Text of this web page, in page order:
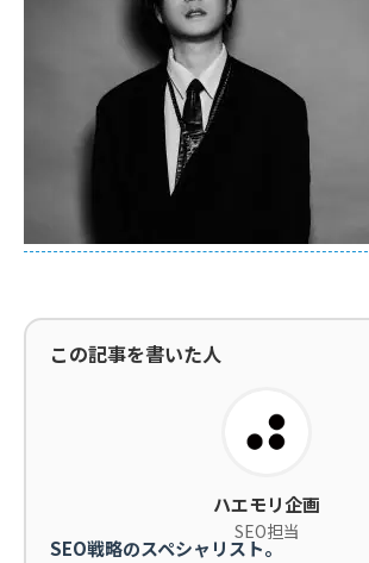
この記事を書いた人
ハエモリ企画
SEO担当
SEO戦略のスペシャリスト。